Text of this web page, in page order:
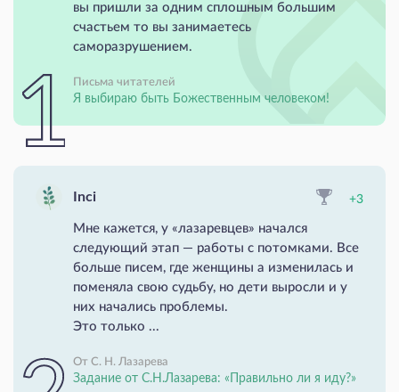
вы пришли за одним сплошным большим
счастьем то вы занимаетесь
саморазрушением.
Письма читателей
Я выбираю быть Божественным человеком!
Inci +3
Мне кажется, у «лазаревцев» начался
следующий этап — работы с потомками. Все
больше писем, где женщины а изменилась и
поменяла свою судьбу, но дети выросли и у
них начались проблемы.
Это только ...
От С. Н. Лазарева
Задание от С.Н.Лазарева: «Правильно ли я иду?»